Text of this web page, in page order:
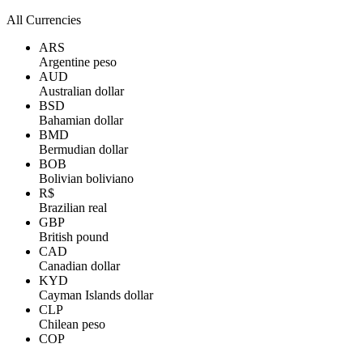
All Currencies
ARS
Argentine peso
AUD
Australian dollar
BSD
Bahamian dollar
BMD
Bermudian dollar
BOB
Bolivian boliviano
R$
Brazilian real
GBP
British pound
CAD
Canadian dollar
KYD
Cayman Islands dollar
CLP
Chilean peso
COP